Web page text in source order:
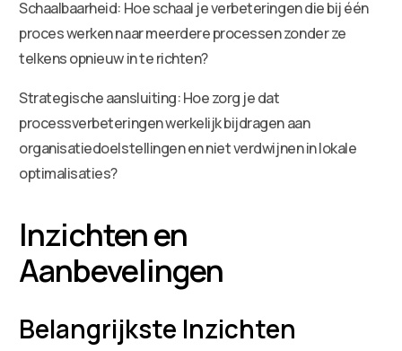
Schaalbaarheid: Hoe schaal je verbeteringen die bij één
proces werken naar meerdere processen zonder ze
telkens opnieuw in te richten?
Strategische aansluiting: Hoe zorg je dat
processverbeteringen werkelijk bijdragen aan
organisatiedoelstellingen en niet verdwijnen in lokale
optimalisaties?
Inzichten en
Aanbevelingen
Belangrijkste Inzichten